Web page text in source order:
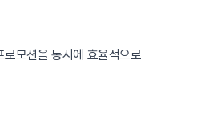
모션을 동시에 효율적으로